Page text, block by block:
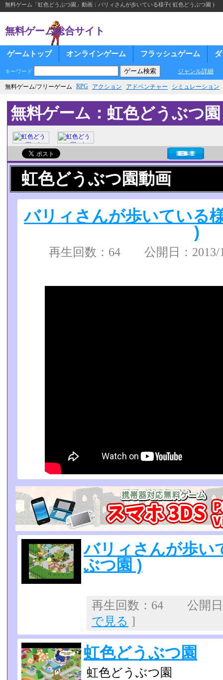
無料ゲーム「虹色どうぶつ園」動画：バリィさんが歩いている様子( 虹色どうぶつ園 )
無料ゲーム総合サイト
ゲームトップ オンラインゲーム フラッシュゲーム
キーワード ジャンル詳細
無料ゲーム/フリーゲーム RPG アクション アドベンチャー シミュレーション
無料ゲーム：虹色どうぶつ園
虹色どうぶつ園動画
バリィさんが歩いている
)
再生回数：64 公開日：2013/
バリィさんが歩い
ぶつ園 )
再生回数：64 公開
で見る ]
虹色どうぶつ園
虹色どうぶつ園